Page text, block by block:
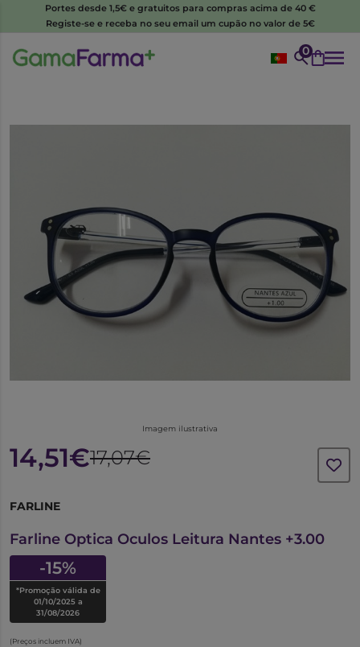
Portes desde 1,5€ e gratuitos para compras acima de 40 €
Registe-se e receba no seu email um cupão no valor de 5€
0
Imagem ilustrativa
14,51€17,07€
FARLINE
Farline Optica Oculos Leitura Nantes +3.00
-15%
*Promoção válida de
01/10/2025 a
31/08/2026
(Preços incluem IVA)